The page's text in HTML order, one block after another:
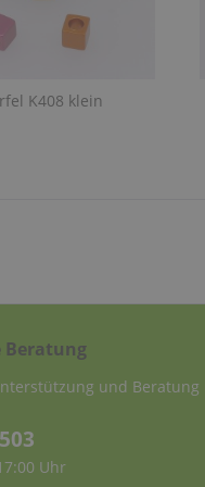
K408 klein
Beratung
und Beratung
Uhr